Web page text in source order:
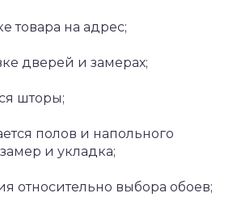
товара на адрес;
дверей и замерах;
шторы;
полов и напольного
и укладка;
относительно выбора обоев;